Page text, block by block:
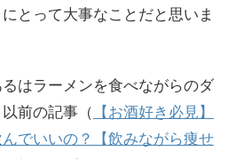
とって大事なことだと思いま
はラーメンを食べながらのダ
前の記事（ 【お酒好き必見】
でいいの？【飲みながら痩せ